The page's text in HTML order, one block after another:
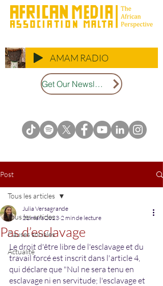
AMAM RADIO
Get Our Newsletter
Post
Tous les articles
Causes sociales
Actualité
Tous les articles
Pas d’esclavage
Julia Versagrande
21 mars 2023 2 min de lecture
Le droit d'être libre de l'esclavage et du
travail forcé est inscrit dans l'article 4,
qui déclare que "Nul ne sera tenu en
esclavage ni en servitude; l'esclavage et